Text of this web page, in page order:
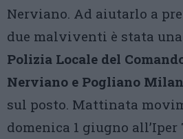
Nerviano. Ad aiutarlo a
due malviventi è stata
Polizia Locale del
Nerviano e Pogliano
sul posto. Mattinata
domenica 1 giugno all’Iper